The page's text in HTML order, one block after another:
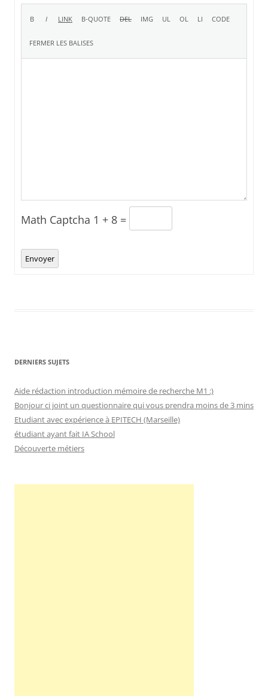
Math Captcha 1 + 8 =
Envoyer
DERNIERS SUJETS
Aide rédaction introduction mémoire de recherche M1 :)
Bonjour ci joint un questionnaire qui vous prendra moins de 3 mins
Etudiant avec expérience à EPITECH (Marseille)
étudiant ayant fait IA School
Découverte métiers